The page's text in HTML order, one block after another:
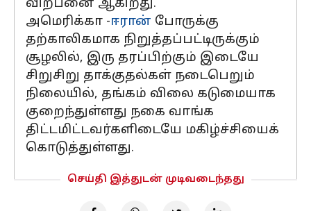
விற்பனை ஆகிறது.
அமெரிக்கா -ஈரான் போருக்கு
தற்காலிகமாக நிறுத்தப்பட்டிருக்கும்
சூழலில், இரு தரப்பிற்கும் இடையே
சிறுசிறு தாக்குதல்கள் நடைபெறும்
நிலையில், தங்கம் விலை கடுமையாக
குறைந்துள்ளது நகை வாங்க
திட்டமிட்டவர்களிடையே மகிழ்ச்சியைக்
கொடுத்துள்ளது.
செய்தி இத்துடன் முடிவடைந்தது